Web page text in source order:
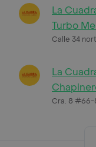
La
Turbo
Calle 34
La
Cra. 8 #66-